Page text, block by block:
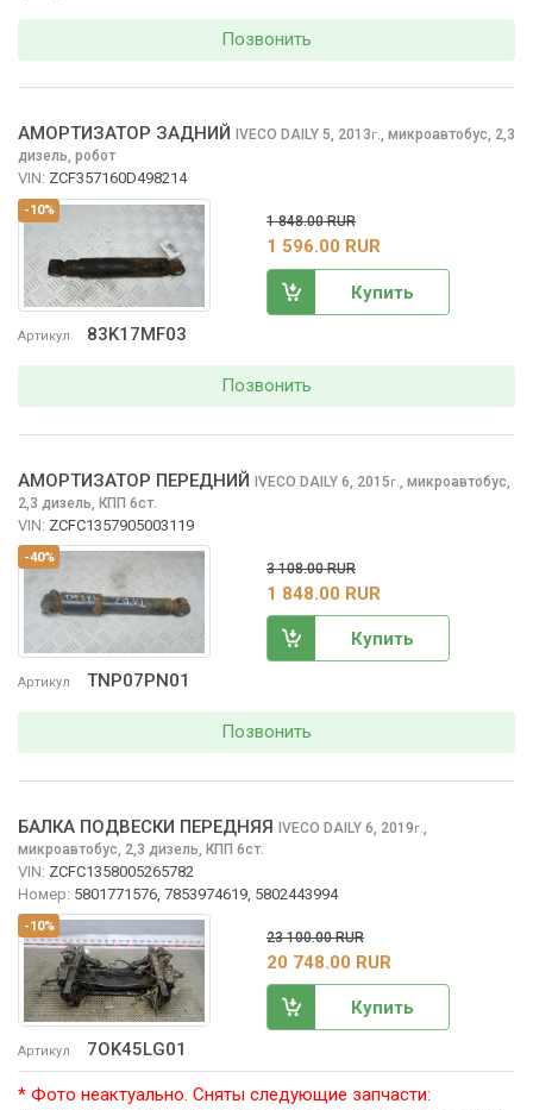
Позвонить
-10%
Артикул 83K17MF03
АМОРТИЗАТОР ЗАДНИЙ IVECO DAILY 5, 2013г., микроавтобус, 2,3
дизель, робот
VIN: ZCF357160D498214
1 848.00 RUR
1 596.00 RUR
Купить
Позвонить
-40%
Артикул TNP07PN01
АМОРТИЗАТОР ПЕРЕДНИЙ IVECO DAILY 6, 2015г.
микроавтобус,
2,3 дизель, КПП 6ст.
VIN: ZCFC1357905003119
3 108.00 RUR
1 848.00 RUR
Купить
Позвонить
-10%
Артикул 7OK45LG01
БАЛКА ПОДВЕСКИ ПЕРЕДНЯЯ IVECO DAILY 6, 2019г.
микроавтобус, 2,3 дизель, КПП 6ст.
VIN: ZCFC1358005265782
Номер: 5801771576, 7853974619, 5802443994
23 100.00 RUR
20 748.00 RUR
Купить
* Фото неактуально. Сняты следующие запчасти: